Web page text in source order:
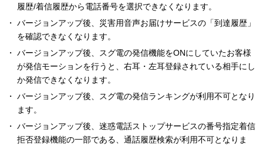
履歴/着信履歴から電話番号を選択できなくなります。
バージョンアップ後、災害用音声お届けサービスの「到達履歴」
を確認できなくなります。
バージョンアップ後、スグ電の発信機能をONにしていたお客様
が発信モーションを行うと、右耳・左耳登録されている相手にし
か発信できなくなります。
バージョンアップ後、スグ電の発信ランキングが利用不可となり
ます。
バージョンアップ後、迷惑電話ストップサービスの番号指定着信
拒否登録機能の一部である、通話履歴検索が利用不可となりま